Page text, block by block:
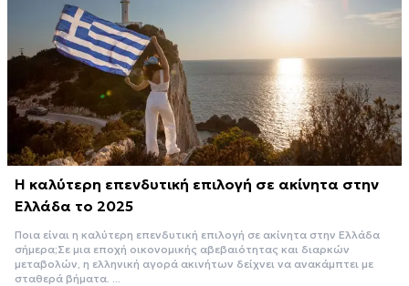
Η καλύτερη επενδυτική επιλογή σε ακίνητα στην
Ελλάδα το 2025
Ποια είναι η καλύτερη επενδυτική επιλογή σε ακίνητα στην Ελλάδα
σήμερα;Σε μια εποχή οικονομικής αβεβαιότητας και διαρκών
μεταβολών, η ελληνική αγορά ακινήτων δείχνει να ανακάμπτει με
σταθερά βήματα. ...